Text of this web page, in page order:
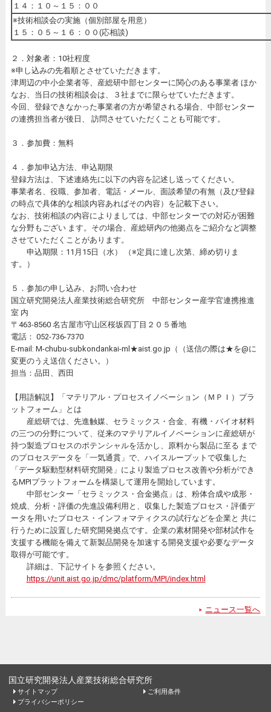
１４：１０～１５：００
※技術相談会の実施（個別部屋を用意）
１５：０５～１６：００(応相談)
２．対象者：10社程度
※申し込みの先着順とさせていただきます。
津周辺の中小企業者等、産総研中部センターに関心のある事業者 ほか
なお、当日の技術相談会は、３社までに限らせていただきます。
今回、登録できなかった事業者の方が希望される場合、中部センター
の連携担当者が後日、 訪問させていただくことも可能です。
３．参加費：無料
４．参加申込方法、申込期限
登録方法は、下述連絡先に以下の内容を記述し送ってください。
事業者名、役職、参加者、電話・メール、面談希望の有無（及び登録
の時点で具体的な相談内容あればその内容）を記載下さい。
なお、技術相談の内容によりましては、中部センターでの対応が困難
な分野もござい ます。その場合、産総研内の他拠点をご紹介など調整
させていただくことがあります。
申込期限：11月15日（水） （※定員に達し次第、締め切りま
す。）
５．参加の申し込み、お問い合わせ
国立研究開発法人産業技術総合研究所 中部センター産学官連携推進
室 内
〒463-8560 名古屋市守山区桜坂四丁目２０５番地
電話： 052-736-7370
E-mail: M-chubu-subkondankai-ml★aist.go.jp（（送信の際は★を@に
変更のうえ送信ください。）
担当：品田、西田
【用語解説】「マテリアル・プロセスイノベーション（ＭＰＩ）プラ
ットフォーム」とは
産総研では、先進触媒、セラミックス・合金、有機・バイオ材料
の三つの分野について、従来のマテリアルイノベーションに産総研が
持つ製造プロセスのポテンシャルを活かし、原料から製品に至る まで
のプロセスデータを「一気通貫」で、ハイスループットで収集した
「データ駆動型材料研究開発」により製造プロセス改善や分析ができ
るMPIプラットフォームを構築して運用を開始しています。
中部センター「セラミックス・合金拠点」は、粉体合成や成形・
焼成、分析・評価の先進設備利用と、収集した製造プロセス・評価デ
ータを用いたプロセス・インフォマティクスの試行などを企業と 共に
行うために設置した研究開発拠点です。企業の素材開発や部材試作を
支援する機能を備えて新製品開発を加速する開発支援や必要なデータ
取得が可能です。
詳細は、下記サイトを参照ください。
https://unit.aist.go.jp/dmc/platform/MPI/index.html
ニュース一覧へ
国立研究開発法人産業技術総合研究所
サイトマップ
ご利用条件
プライバシーポリシー